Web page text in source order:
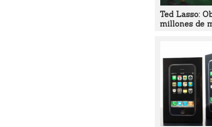
Ted Lasso:
millones de